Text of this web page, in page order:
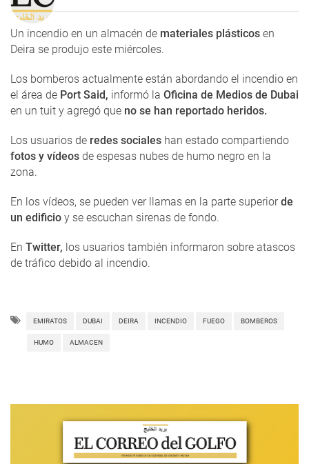
Un incendio en un almacén de materiales plásticos en
Deira se produjo este miércoles.
Los bomberos actualmente están abordando el incendio en
el área de Port Said, informó la Oficina de Medios de Dubai
en un tuit y agregó que no se han reportado heridos.
Los usuarios de redes sociales han estado compartiendo
fotos y vídeos de espesas nubes de humo negro en la
zona.
En los vídeos, se pueden ver llamas en la parte superiorde
un edificio y se escuchan sirenas de fondo.
En Twitter, los usuarios también informaron sobre atascos
de tráfico debido al incendio.
EMIRATOS DUBAI DEIRA INCENDIO FUEGO BOMBEROS
HUMO ALMACEN